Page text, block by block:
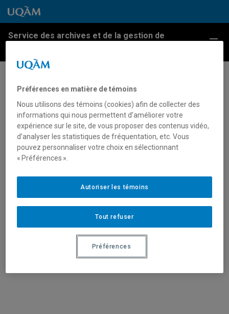
Passer au contenu
Accéder au menu principal
Accéder à la recherche
Passer au contenu
Accéder au menu principal
Service des archives et de la gestion de
Lancement du site web UQAM
mobile
Promotion de la version mobile du site web
institutionnel de l’UQAM pour les utilisateurs de
téléphones intelligents, 29 août 2011.
Fonds d’archives du Services des communications.
Journal L’UQAM, vol. 38, no 1.
Préférences en matière de témoins
Nous utilisons des témoins (cookies) afin de collecter des
informations qui nous permettent d’améliorer votre
expérience sur le site, de vous proposer des contenus vidéo,
d’analyser les statistiques de fréquentation, etc. Vous
pouvez personnaliser votre choix en sélectionnant
« Préférences ».
Tout refuser
Autoriser les témoins
Préférences